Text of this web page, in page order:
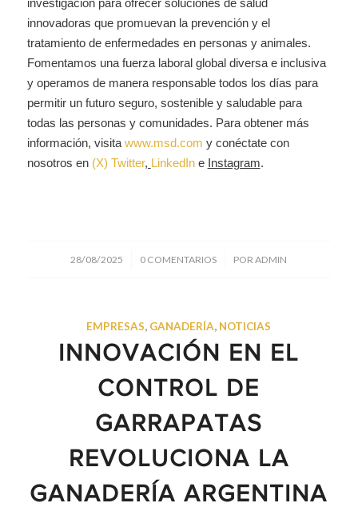
investigación para ofrecer soluciones de salud
innovadoras que promuevan la prevención y el
tratamiento de enfermedades en personas y animales.
Fomentamos una fuerza laboral global diversa e inclusiva
y operamos de manera responsable todos los días para
permitir un futuro seguro, sostenible y saludable para
todas las personas y comunidades. Para obtener más
información, visita www.msd.com y conéctate con
nosotros en (X) Twitter, LinkedIne Instagram.
28/08/2025
/ 0 COMENTARIOS
/ PORADMIN
EMPRESAS, GANADERÍA, NOTICIAS
INNOVACIÓN EN EL
CONTROL DE
GARRAPATAS
REVOLUCIONA LA
GANADERÍA ARGENTINA